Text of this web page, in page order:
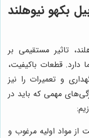
بکهو نیوهلند
تاثیر مستقیمی بر
دارد. قطعات باکیفیت،
و تعمیرات را نیز
مهمی که باید در
از مواد اولیه مرغوب و